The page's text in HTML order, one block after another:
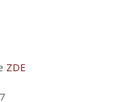
ZDE